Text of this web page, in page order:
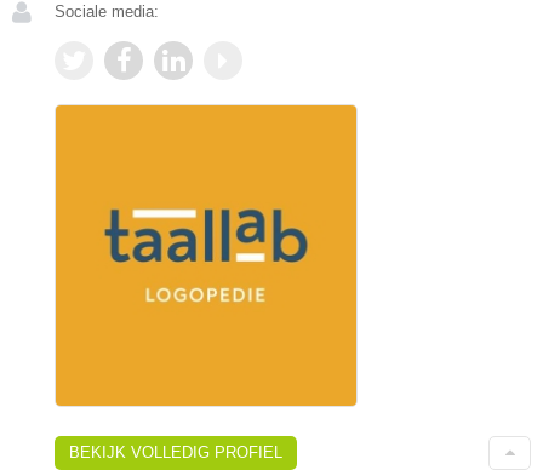
Sociale media:
BEKIJK VOLLEDIG PROFIEL